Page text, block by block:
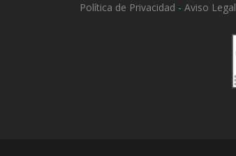
Política de Privacidad - Aviso Legal